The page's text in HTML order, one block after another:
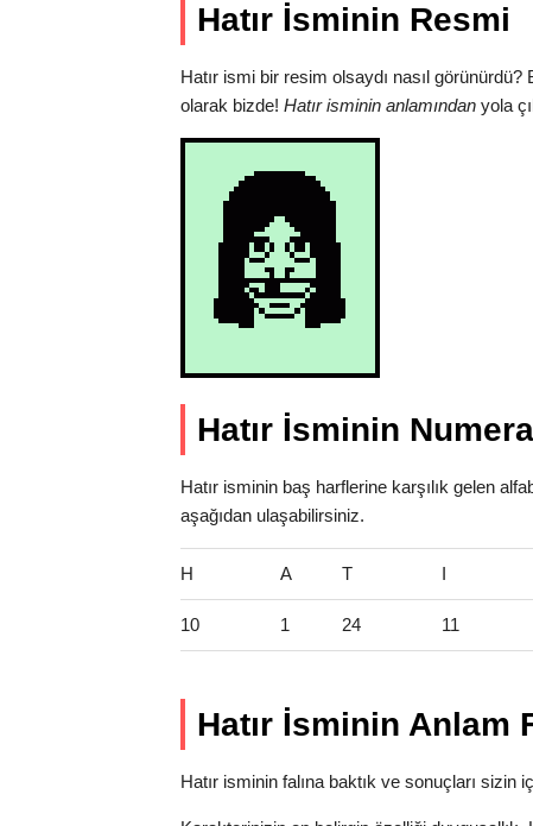
Hatır İsminin Resmi
Hatır ismi bir resim olsaydı nasıl
olarak bizde! Hatır isminin anlamından yola
Hatır İsminin
Hatır isminin baş harflerine karşılık gelen
aşağıdan ulaşabilirsiniz.
H A T I
10 1 24 11
Hatır İsminin Anlam
Hatır isminin falına baktık ve sonuçları sizin